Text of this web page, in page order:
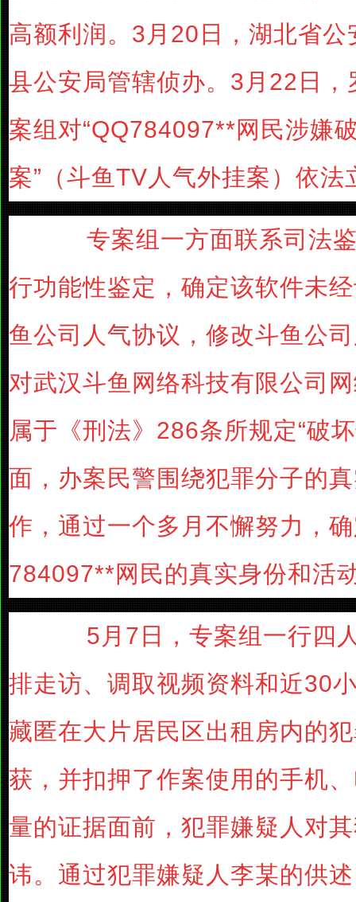
高额利润。3月20日，湖北省
县公安局管辖侦办。3月22日
案组对“QQ784097**网民涉嫌
案”（斗鱼TV人气外挂案）依法
专案组一方面联系司法鉴
行功能性鉴定，确定该软件未
鱼公司人气协议，修改斗鱼公
对武汉斗鱼网络科技有限公司
属于《刑法》286条所规定“破
面，办案民警围绕犯罪分子的
作，通过一个多月不懈努力，
784097**网民的真实身份和活
5月7日，专案组一行四人
排走访、调取视频资料和近30
藏匿在大片居民区出租房内的
获，并扣押了作案使用的手机
量的证据面前，犯罪嫌疑人对
讳。通过犯罪嫌疑人李某的供